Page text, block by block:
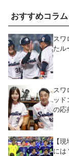
おすすめコラム
ス
たル
ス
ッド
の応
【
には